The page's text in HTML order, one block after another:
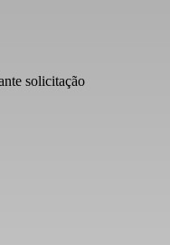
solicitação